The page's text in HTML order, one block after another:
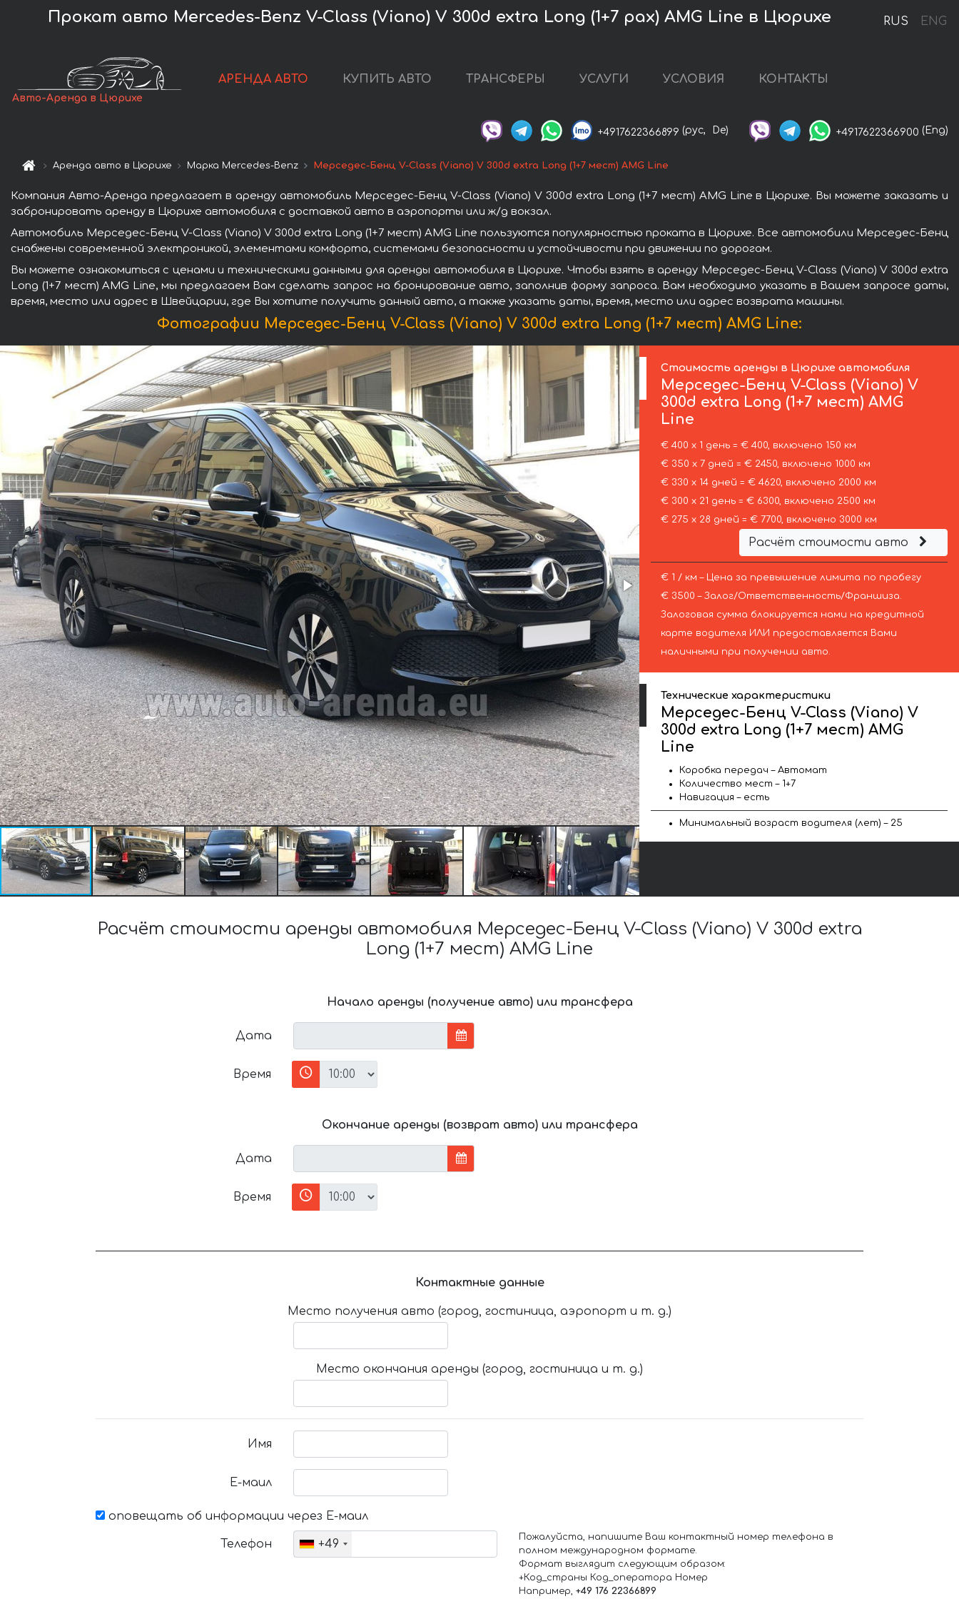
RUS ENG
Прокат авто Mercedes-Benz V-Class (Viano) V 300d extra Long (1+7 pax) AMG Line в Цюрихе
Авто-Аренда в Цюрихе
АРЕНДА АВТО КУПИТЬ АВТО ТРАНСФЕРЫ УСЛУГИ УСЛОВИЯ КОНТАКТЫ
+4917622366899 (рус, De) +4917622366900 (Eng)
Аренда авто в Цюрихе Марка Mercedes-Benz Мерседес-Бенц V-Class (Viano) V 300d extra Long (1+7 мест) AMG Line
Компания Авто-Аренда предлагает в аренду автомобиль Мерседес-Бенц V-Class (Viano) V 300d extra Long (1+7 мест) AMG Line в Цюрихе. Вы можете заказать и
забронировать аренду в Цюрихе автомобиля с доставкой авто в аэропорты или ж/д вокзал.
Автомобиль Мерседес-Бенц V-Class (Viano) V 300d extra Long (1+7 мест) AMG Line пользуются популярностью проката в Цюрихе. Все автомобили Мерседес-Бенц
снабжены современной электроникой, элементами комфорта, системами безопасности и устойчивости при движении по дорогам.
Вы можете ознакомиться с ценами и техническими данными для аренды автомобиля в Цюрихе. Чтобы взять в аренду Мерседес-Бенц V-Class (Viano) V 300d extra
Long (1+7 мест) AMG Line, мы предлагаем Вам сделать запрос на бронирование авто, заполнив форму запроса. Вам необходимо указать в Вашем запросе даты,
время, место или адрес в Швейцарии, где Вы хотите получить данный авто, а также указать даты, время, место или адрес возврата машины.
Фотографии Мерседес-Бенц V-Class (Viano) V 300d extra Long (1+7 мест) AMG Line:
Стоимость аренды в Цюрихе автомобиля
Мерседес-Бенц V-Class (Viano) V
300d extra Long (1+7 мест) AMG
Line
€ 400 х 1 день = € 400, включено 150 км
€ 350 х 7 дней = € 2450, включено 1000 км
€ 330 х 14 дней = € 4620, включено 2000 км
€ 300 х 21 день = € 6300, включено 2500 км
€ 275 х 28 дней = € 7700, включено 3000 км
Расчёт стоимости авто
€ 1 / км – Цена за превышение лимита по пробегу
€ 3500 – Залог/Ответственность/Франшиза.
Залоговая сумма блокируется нами на кредитной
карте водителя ИЛИ предоставляется Вами
наличными при получении авто.
Технические характеристики
Мерседес-Бенц V-Class (Viano) V
300d extra Long (1+7 мест) AMG
Line
Коробка передач – Автомат
Количество мест – 1+7
Навигация – есть
Минимальный возраст водителя (лет) – 25
Расчёт стоимости аренды автомобиля Мерседес-Бенц V-Class (Viano) V 300d extra
Long (1+7 мест) AMG Line
Начало аренды (получение авто) или трансфера
Дата
Время
Окончание аренды (возврат авто) или трансфера
Дата
Время
Контактные данные
Место получения авто (город, гостиница, аэропорт и т. д.)
Место окончания аренды (город, гостиница и т. д.)
Имя
Е-маил
оповещать об информации через Е-маил
Телефон +49
Пожалуйста, напишите Ваш контактный номер телефона в
полном международном формате.
Формат выглядит следующим образом:
+Код_страны Код_оператора Номер
Например, +49 176 22366899